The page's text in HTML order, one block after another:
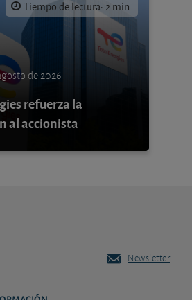
Tiempo de lectura: 2 min.
de 2026
refuerza la
al accionista
Newsletter